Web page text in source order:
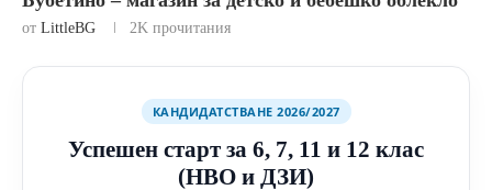
от LittleBG 2K прочитания
КАНДИДАТСТВАНЕ 2026/2027
Успешен старт за 6, 7, 11 и 12 клас
(НВО и ДЗИ)